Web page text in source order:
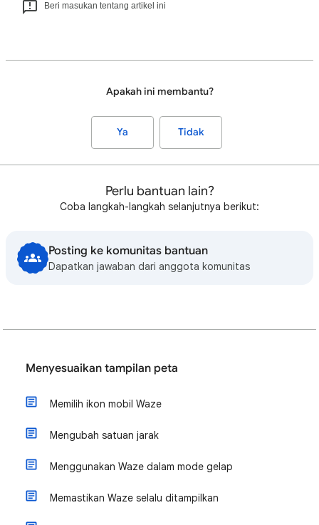
Beri masukan tentang artikel ini
Apakah ini membantu?
Ya Tidak
Perlu bantuan lain?
Coba langkah-langkah selanjutnya berikut:
Posting ke komunitas bantuan
Dapatkan jawaban dari anggota komunitas
Menyesuaikan tampilan peta
Memilih ikon mobil Waze
Mengubah satuan jarak
Menggunakan Waze dalam mode gelap
Memastikan Waze selalu ditampilkan